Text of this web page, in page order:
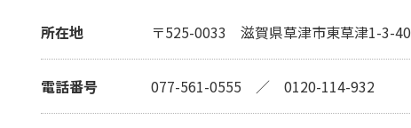
所在地 〒525-0033 滋賀県草津市東草津1-3-40
電話番号 077-561-0555 ／ 0120-114-932